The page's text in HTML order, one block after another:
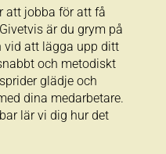
att jobba för att få
är du grym på
vid att lägga upp ditt
och metodiskt
glädje och
dina medarbetare.
lär vi dig hur det